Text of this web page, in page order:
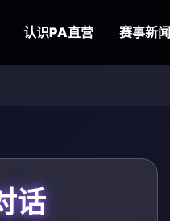
认识PA直营 赛事新闻
话